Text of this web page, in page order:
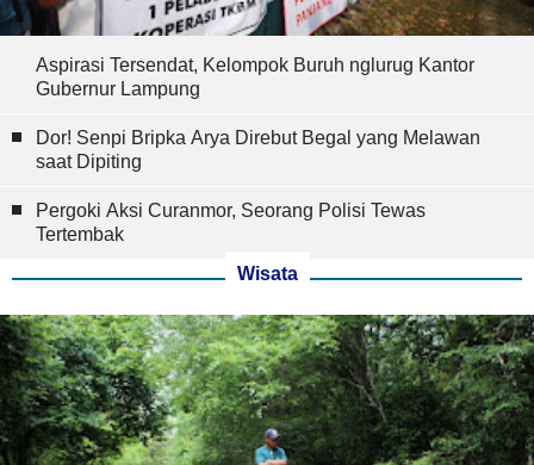
Aspirasi Tersendat, Kelompok Buruh nglurug Kantor
Gubernur Lampung
Dor! Senpi Bripka Arya Direbut Begal yang Melawan
saat Dipiting
Pergoki Aksi Curanmor, Seorang Polisi Tewas
Tertembak
Wisata